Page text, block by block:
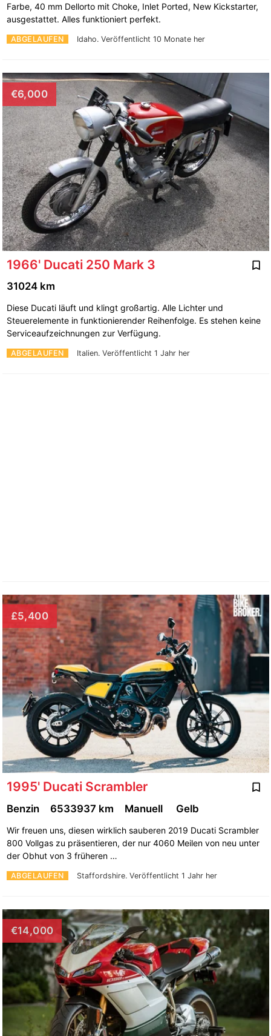
ABGELAUFEN Idaho. Veröffentlicht 10 Monate her
Farbe, 40 mm Dellorto mit Choke, Inlet Ported, New Kickstarter,
ausgestattet. Alles funktioniert perfekt.
€6,000
1966' Ducati 250 Mark 3
ABGELAUFEN Italien. Veröffentlicht 1 Jahr her
31024 km
Diese Ducati läuft und klingt großartig. Alle Lichter und
Steuerelemente in funktionierender Reihenfolge. Es stehen keine
Serviceaufzeichnungen zur Verfügung.
£5,400
1995' Ducati Scrambler
ABGELAUFEN Staffordshire. Veröffentlicht 1 Jahr her
Benzin 6533937 km Manuell Gelb
Wir freuen uns, diesen wirklich sauberen 2019 Ducati Scrambler
800 Vollgas zu präsentieren, der nur 4060 Meilen von neu unter
der Obhut von 3 früheren …
€14,000